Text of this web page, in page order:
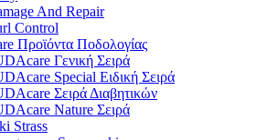
And Repair
Control
Προϊόντα Ποδολογίας
Γενική Σειρά
Special Ειδική Σειρά
Σειρά Διαβητικών
Nature Σειρά
Strass